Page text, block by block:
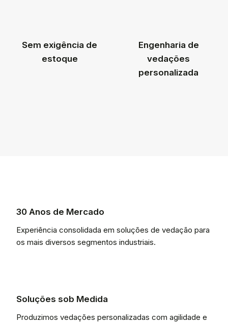
Sem exigência de
estoque
Engenharia de
vedações
personalizada
30 Anos de Mercado
Experiência consolidada em soluções de vedação para
os mais diversos segmentos industriais.
Soluções sob Medida
Produzimos vedações personalizadas com agilidade e